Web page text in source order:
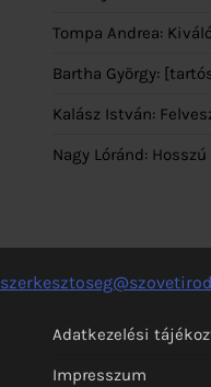
Tompa Andrea:
Bartha György:
Kalász István:
Nagy Lóránd:
Adatkezelési
Impresszum